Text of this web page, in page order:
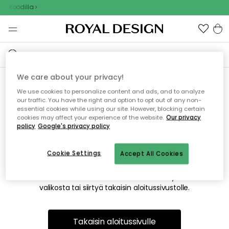
koodilla
Emme valitettavasti löydä
etsimääsi sivua
Tämä voi johtua siitä, että sivua ei enää ole tai siitä, että se
on siirretty muualle. Pahoittelemme tästä mahdollisesti
valikosta tai siirtyä takaisin aloitussivustolle.
Takaisin aloitussivulle
We care about your privacy!
We use cookies to personalize content and ads, and to analyze
our traffic. You have the right and option to opt out of any non-
essential cookies while using our site. However, blocking certain
cookies may affect your experience of the website. Our privacy
policy Google's privacy policy
Accept All Cookies
Cookie Settings